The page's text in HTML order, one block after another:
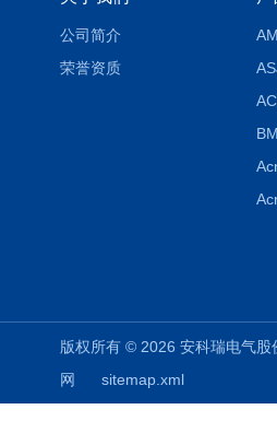
公司简介
荣誉资质
版权所有 © 2026 安科瑞电气
网
sitemap.xml